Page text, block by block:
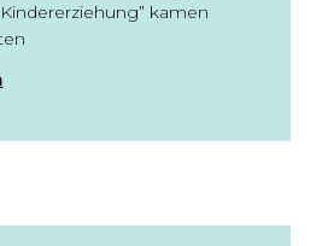
kamen